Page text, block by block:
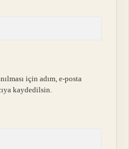
için adım, e-posta
kaydedilsin.